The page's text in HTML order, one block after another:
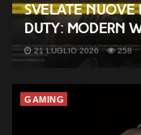
Svelate
Duty: Modern
21 LUGLIO 2026 258
GAMING